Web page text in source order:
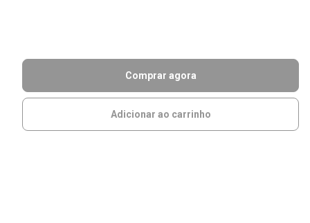
Comprar agora
Adicionar ao carrinho